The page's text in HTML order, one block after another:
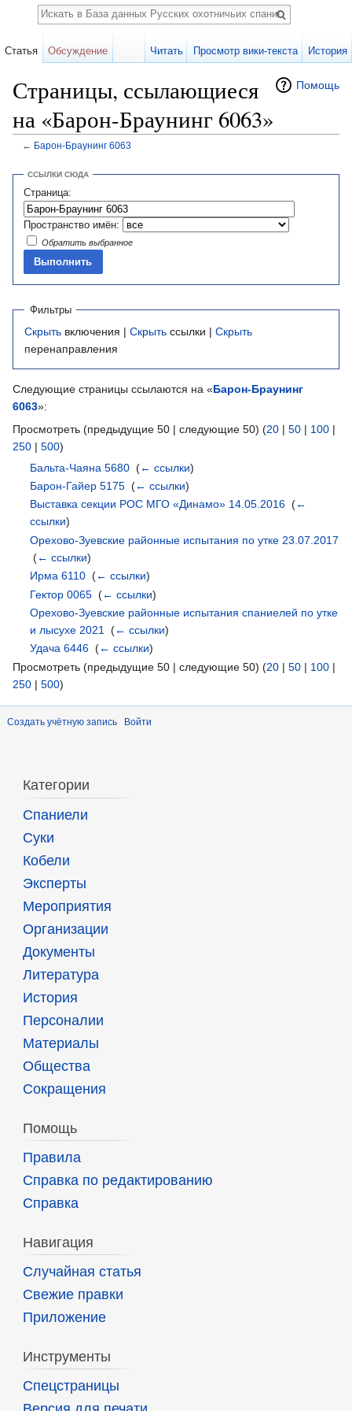
Помощь
Страницы, ссылающиеся
на «Барон-Браунинг 6063»
← Барон-Браунинг 6063
ССЫЛКИ СЮДА
Страница:
Пространство имён:
Обратить выбранное
Фильтры
Скрыть включения | Скрыть ссылки | Скрыть
перенаправления
Следующие страницы ссылаются на «Барон-Браунинг
6063»:
Просмотреть (предыдущие 50 | следующие 50) (20 | 50 | 100 |
250 | 500)
Бальта-Чаяна 5680 ‎(← ссылки)
Барон-Гайер 5175 ‎(← ссылки)
Выставка секции РОС МГО «Динамо» 14.05.2016 ‎(←
ссылки)
Орехово-Зуевские районные испытания по утке 23.07.2017
‎(← ссылки)
Ирма 6110 ‎(← ссылки)
Гектор 0065 ‎(← ссылки)
Орехово-Зуевские районные испытания спаниелей по утке
и лысухе 2021
‎(← ссылки)
Удача 6446 ‎(← ссылки)
Просмотреть (предыдущие 50 | следующие 50) (20 | 50 | 100 |
250 | 500)
Создать учётную запись Войти
Статья Обсуждение Читать Просмотр вики-текста История
Поиск
Категории
Спаниели
Суки
Кобели
Эксперты
Мероприятия
Организации
Документы
Литература
История
Персоналии
Материалы
Общества
Сокращения
Помощь
Правила
Справка по редактированию
Справка
Навигация
Случайная статья
Свежие правки
Приложение
Инструменты
Спецстраницы